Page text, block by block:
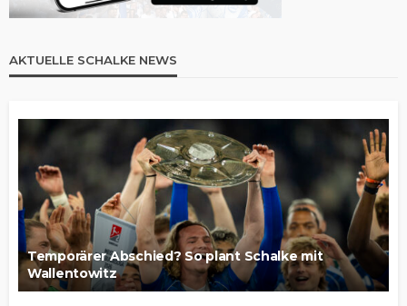
AKTUELLE SCHALKE NEWS
Temporärer Abschied? So plant Schalke mit
Wallentowitz